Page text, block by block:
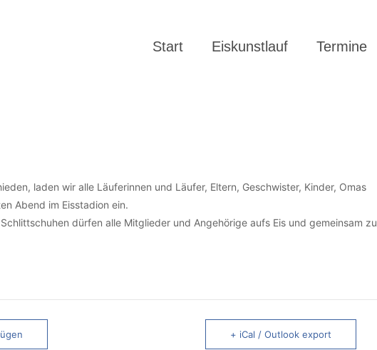
Start Eiskunstlauf Termine
laden wir alle Läuferinnen und Läufer, Eltern, Geschwister, Kinder, Omas
Abend im Eisstadion ein.
dürfen alle Mitglieder und Angehörige aufs Eis und gemeinsam zu
+ iCal / Outlook export